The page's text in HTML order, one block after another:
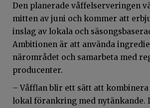
Den planerade våffelserveringen
mitten av juni och kommer att
inslag av lokala och
Ambitionen är att använda
närområdet och samarbeta med
producenter.
– Våfflan blir ett sätt att
lokal förankring med nytänkande.